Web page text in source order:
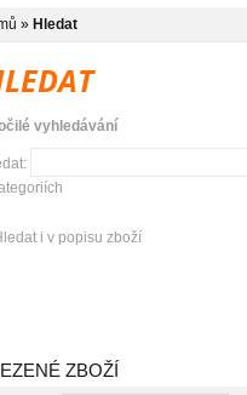
» Hledat
vyhledávání
i v popisu zboží
ZBOŽÍ